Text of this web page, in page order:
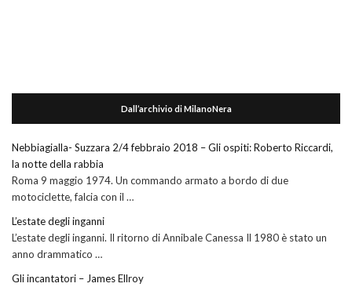
Dall’archivio di MilanoNera
Nebbiagialla- Suzzara 2/4 febbraio 2018 – Gli ospiti: Roberto Riccardi,
la notte della rabbia
Roma 9 maggio 1974. Un commando armato a bordo di due
motociclette, falcia con il …
L’estate degli inganni
L’estate degli inganni. Il ritorno di Annibale Canessa Il 1980 è stato un
anno drammatico …
Gli incantatori – James Ellroy